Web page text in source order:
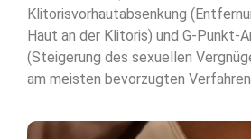
Klitorisvorhautabsenkung
Haut an der Klitoris) und G-Punkt-
(Steigerung des sexuellen
am meisten bevorzugten